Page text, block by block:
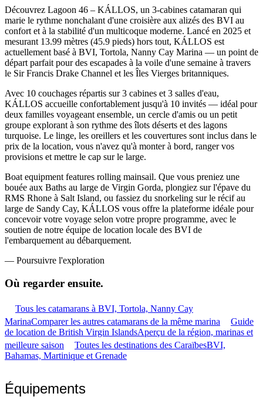
Découvrez Lagoon 46 – KÁLLOS, un 3-cabines catamaran qui
marie le rythme nonchalant d'une croisière aux alizés des BVI au
confort et à la stabilité d'un multicoque moderne. Lancé en 2025 et
mesurant 13.99 mètres (45.9 pieds) hors tout, KÁLLOS est
actuellement basé à BVI, Tortola, Nanny Cay Marina — un point de
départ parfait pour des escapades à la voile d'une semaine à travers
le Sir Francis Drake Channel et les Îles Vierges britanniques.
Avec 10 couchages répartis sur 3 cabines et 3 salles d'eau,
KÁLLOS accueille confortablement jusqu'à 10 invités — idéal pour
deux familles voyageant ensemble, un cercle d'amis ou un petit
groupe explorant à son rythme des îlots déserts et des lagons
turquoise. Le linge, les oreillers et les couvertures sont inclus dans le
prix de la location, vous n'avez qu'à monter à bord, ranger vos
provisions et mettre le cap sur le large.
Boat equipment features rolling mainsail. Que vous preniez une
bouée aux Baths au large de Virgin Gorda, plongiez sur l'épave du
RMS Rhone à Salt Island, ou fassiez du snorkeling sur le récif au
large de Sandy Cay, KÁLLOS vous offre la plateforme idéale pour
concevoir votre voyage selon votre propre programme, avec le
soutien de notre équipe de location locale des BVI de
l'embarquement au débarquement.
— Poursuivre l'exploration
Où regarder ensuite.
Tous les catamarans à BVI, Tortola, Nanny Cay
MarinaComparer les autres catamarans de la même marina
Guide
de location de British Virgin IslandsAperçu de la région, marinas et
meilleure saison
Toutes les destinations des CaraïbesBVI,
Bahamas, Martinique et Grenade
Équipements